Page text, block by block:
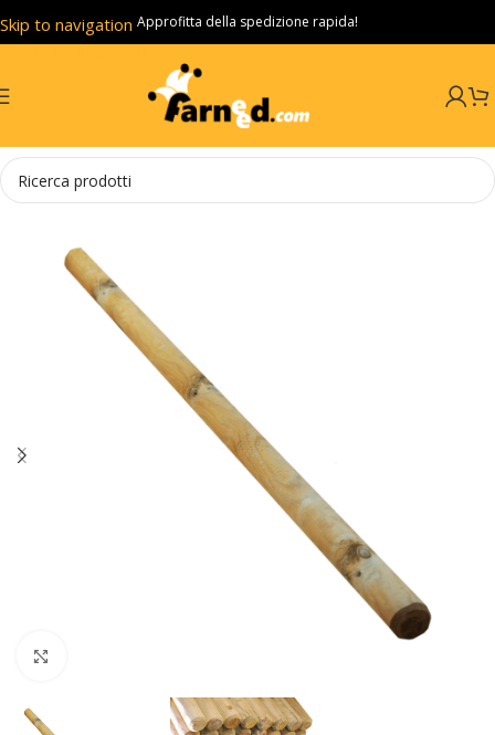
Skip to navigation
Skip to main content
Approfitta della spedizione rapida!